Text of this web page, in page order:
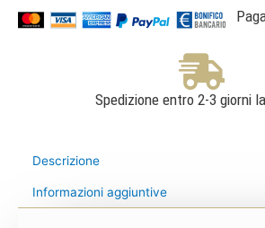
quantità
Spedizione entro 2-3 giorni
Descrizione
Informazioni aggiuntive